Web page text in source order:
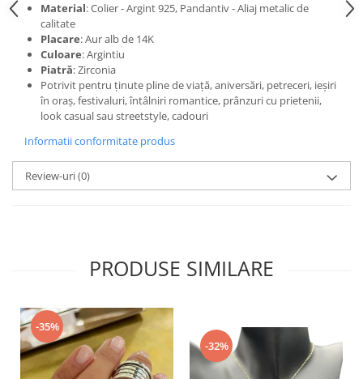
Material: Colier - Argint 925, Pandantiv - Aliaj metalic de
calitate
Placare: Aur alb de 14K
Culoare: Argintiu
Piatră: Zirconia
Potrivit pentru ținute pline de viață, aniversări, petreceri, ieșiri
în oraș, festivaluri, întâlniri romantice, prânzuri cu prietenii,
look casual sau streetstyle, cadouri
Informatii conformitate produs
Review-uri(0)
PRODUSE SIMILARE
-35%
-32%